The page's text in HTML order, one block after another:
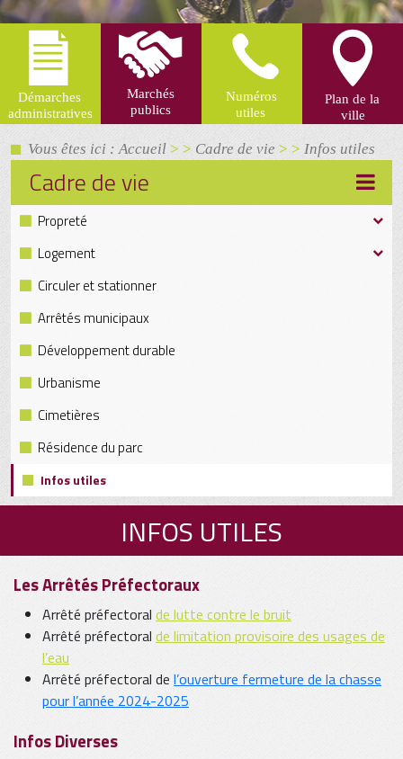
Vous êtes ici : Accueil > > Cadre de vie > > Infos utiles
Cadre de vie
Propreté
Logement
Circuler et stationner
Arrêtés municipaux
Développement durable
Urbanisme
Cimetières
Résidence du parc
Infos utiles
INFOS UTILES
Les Arrêtés Préfectoraux
Arrêté préfectoral de lutte contre le bruit
Arrêté préfectoral de limitation provisoire des usages de
l’eau
Arrêté préfectoral de l’ouverture fermeture de la chasse
pour l’année 2024-2025
Infos Diverses